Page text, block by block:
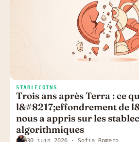
STABLECOINS
Trois ans après Terra : ce
l&#8217;effondrement de
nous a appris sur les
algorithmiques
30 juin 2026 · Sofia Romero